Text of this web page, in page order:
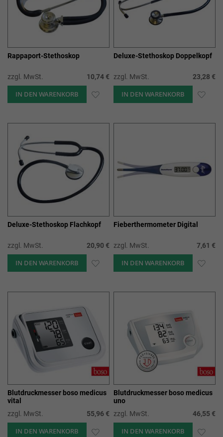
Rappaport-Stethoskop
zzgl. MwSt. 10,74 €
IN DEN WARENKORB ZUR
Deluxe-Stethoskop Doppelkopf
zzgl. MwSt. 23,28 €
IN DEN WARENKORB ZUR
Deluxe-Stethoskop Flachkopf
zzgl. MwSt. 20,90 €
IN DEN WARENKORB ZUR
Fieberthermometer Digital
zzgl. MwSt. 7,61 €
IN DEN WARENKORB ZUR
Blutdruckmesser boso medicus
vital
zzgl. MwSt.
55,96 €
IN DEN WARENKORB ZUR
Blutdruckmesser boso medicus
uno
zzgl. MwSt.
46,55 €
IN DEN WARENKORB ZUR